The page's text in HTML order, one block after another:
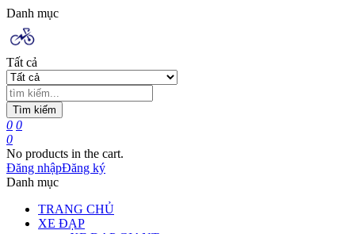
Danh mục
Tất cả
Tìm kiếm
0 0
0
No products in the cart.
Đăng nhậpĐăng ký
Danh mục
TRANG CHỦ
XE ĐẠP